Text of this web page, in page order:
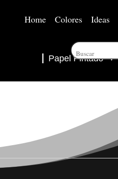
Home Colores Ideas
Papel Pintado ▼